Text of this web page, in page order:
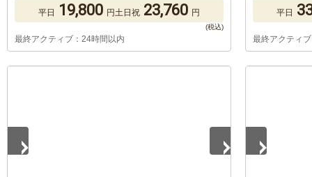
平日 19,800 円土日祝 23,760 円
最終アクティブ：24時間以内
平日
最終アクティ